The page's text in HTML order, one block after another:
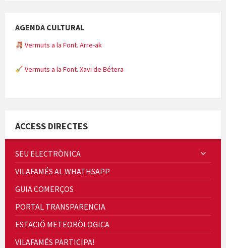
AGENDA CULTURAL
Vermuts a la Font. Arre-ak
Vermuts a la Font. Xavi de Bétera
Quintà Culroja
ACCESS DIRECTES
SEU ELECTRÒNICA
VILAFAMÉS AL WHATHSAPP
GUIA COMERÇOS
PORTAL TRANSPARENCIA
ESTACIÓ METEORÒLOGICA
VILAFAMÉS PARTICIPA!